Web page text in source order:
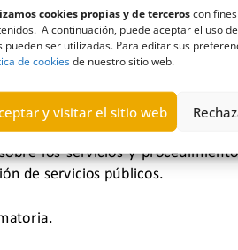
cookies propias y de terceroscon
A continuación, puede aceptar el uso
pueden ser utilizadas. Para editar sus
de cookiesde nuestro sitio web.
y visitar el sitio web